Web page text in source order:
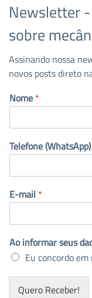
Newsletter
sobre
Assinando nossa
novos posts direto
Nome *
Telefone (WhatsApp)
E-mail *
Ao informar seus
Eu concordo
Quero Receber!